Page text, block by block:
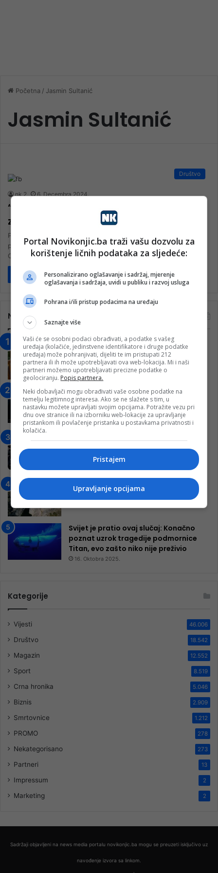
Početna / Jasmin Sultanić
Jasmin Sultanić
Društvo
nk 2 6. Decembra 2024.
“Izazovi i perspektive Krivičnog
zakonodavstva i pravosuđa”
Pravni fakultet Univerziteta „Džemal Bijedić“ u Mostaru, uz
podršku Federalnog ministarstva obrazovanja i nauke i Misije
OSCE-a u Bosni i…
Pročitaj više
Najčitanije
“Obrazovanje gradi BiH-Jovan Divjak“
– Konjic je u posljednje 22 godine imao
25 ​​stipendista
15. Februara 2023.
Nogometaši Igmana iznenadili
Konjičanke cvijećem i besplatnim
ulazom na utakmicu
7. Marta 2025.
Pokrenuta kampanja za izgradnju
inkluzivnog centra!
Neretva zavijena u crno
13. Augusta 2024.
Svijet je pratio ovaj slučaj: Konačno
poznat uzrok tragedije podmornice
Titan, evo zašto niko nije preživio
16. Oktobra 2025.
Kategorije
Vijesti 46.006
Društvo 18.542
Magazin 12.552
Sport 8.519
Crna hronika 5.046
Biznis 2.909
Smrtovnice 1.212
PROMO 278
Nekategorisano 273
Partneri 13
Impressum 2
Marketing 2
Sadržaji objavljeni na news media portalu novikonjic.ba mogu se preuzeti isključivo uz
navođenje izvora sa linkom.
Portal Novikonjic.ba traži vašu dozvolu za
korištenje ličnih podataka za sljedeće:
Personalizirano oglašavanje i sadržaj, mjerenje
oglašavanja i sadržaja, uvidi u publiku i razvoj usluga
Pohrana i/ili pristup podacima na uređaju
Saznajte više
Vaši će se osobni podaci obrađivati, a podatke s vašeg
uređaja (kolačiće, jedinstvene identifikatore i druge podatke
uređaja) može pohranjivati, dijeliti te im pristupati 212
partnera ili ih može upotrebljavati ova web-lokacija. Mi i naši
partneri možemo upotrebljavati precizne podatke o
geolociranju. Popis partnera.
Neki dobavljači mogu obrađivati vaše osobne podatke na
temelju legitimnog interesa. Ako se ne slažete s tim, u
nastavku možete upravljati svojim opcijama. Potražite vezu pri
dnu ove stranice ili na izborniku web-lokacije za upravljanje
pristankom ili povlačenje pristanka u postavkama privatnosti i
kolačića.
Pristajem
Upravljanje opcijama